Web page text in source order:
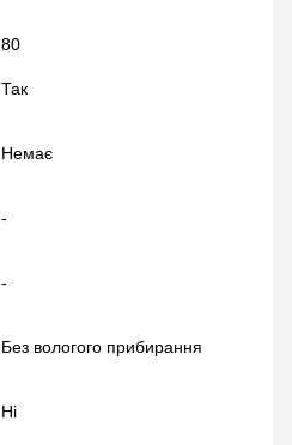
80
Так
Немає
-
-
Без вологого прибирання
Ні